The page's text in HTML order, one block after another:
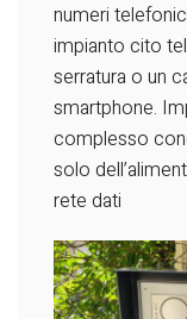
numeri
impianto cito
serratura o un
smartphone.
complesso
solo
rete dati